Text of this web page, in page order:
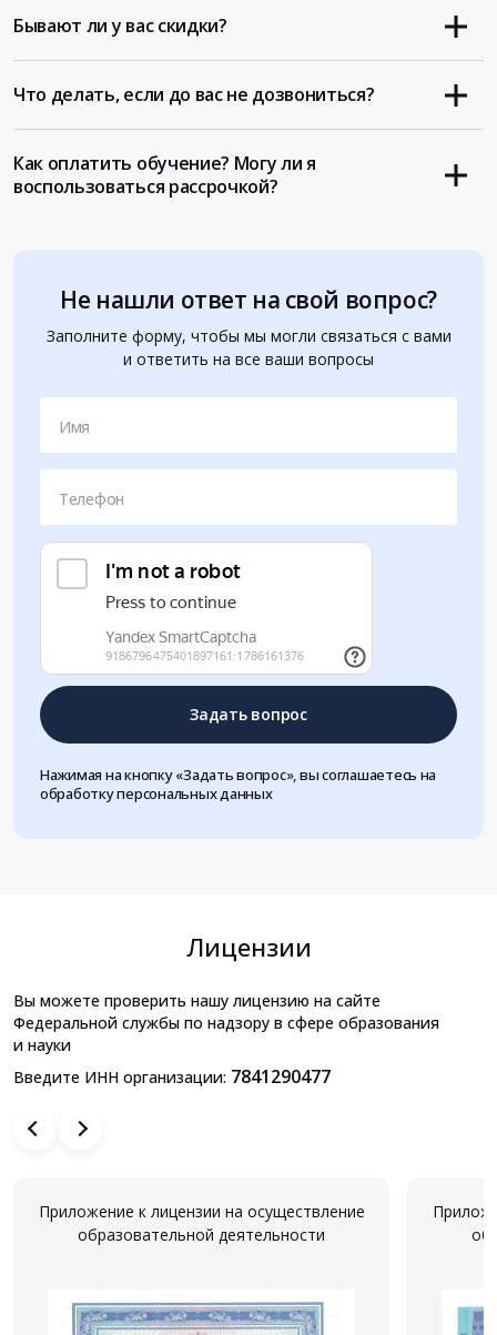
Не нашли ответ на свой вопрос?
Заполните форму, чтобы мы могли связаться с вами
и ответить на все ваши вопросы
Имя
Телефон
Задать вопрос
Нажимая на кнопку «Задать вопрос», вы соглашаетесь на
обработку персональных данных
Бывают ли у вас скидки?
Что делать, если до вас не дозвониться?
Как оплатить обучение? Могу ли я
воспользоваться рассрочкой?
Лицензии
Вы можете проверить нашу лицензию на сайте
Федеральной службы по надзору в сфере образования
и науки
Введите ИНН организации: 7841290477
Приложение к лицензии на осуществление
образовательной деятельности